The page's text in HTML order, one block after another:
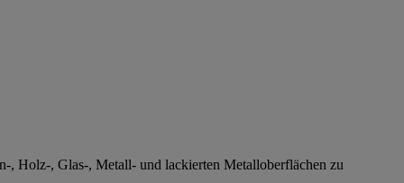
Holz-, Glas-, Metall- und lackierten Metalloberflächen zu